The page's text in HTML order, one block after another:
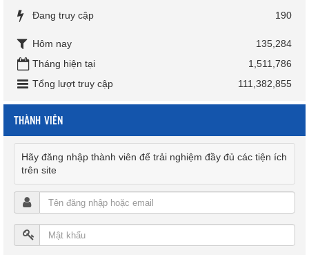
Đang truy cập 190
Hôm nay
135,284
Tháng hiện tại
1,511,786
Tổng lượt truy cập
111,382,855
THÀNH VIÊN
Hãy đăng nhập thành viên để trải nghiệm đầy đủ các tiện ích
trên site